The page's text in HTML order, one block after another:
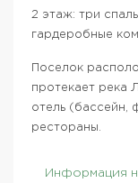
2 этаж: три
гардеробные
Поселок
протекает река
отель (бассейн,
рестораны.
Информация